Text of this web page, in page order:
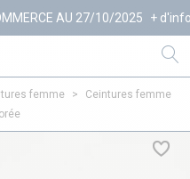
AU 27/10/2025 + d'infos
femme >
Ceintures femme